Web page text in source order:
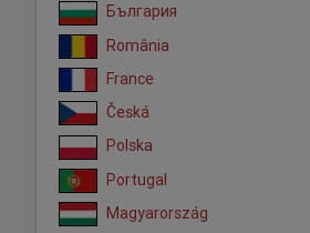
България
România
France
Česká
Polska
Portugal
Magyarország